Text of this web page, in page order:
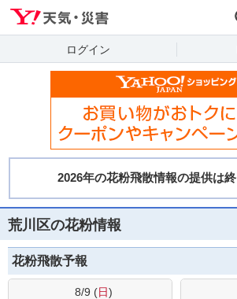
ログイン
荒川区の花粉情報
花粉飛散予報
8/9 (日)